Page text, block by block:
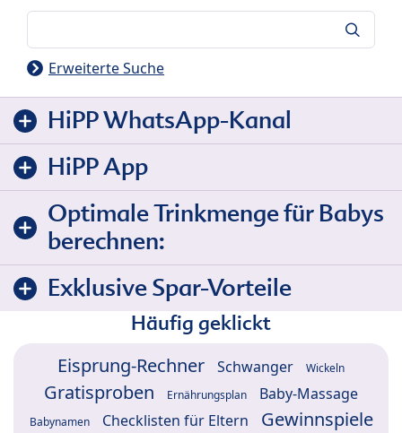
Erweiterte Suche
HiPP WhatsApp-Kanal
HiPP App
Optimale Trinkmenge für Babys
berechnen:
Exklusive Spar-Vorteile
Häufig geklickt
Eisprung-Rechner Schwanger Wickeln
Gratisproben Ernährungsplan Baby-Massage
Babynamen Checklisten für Eltern
Gewinnspiele